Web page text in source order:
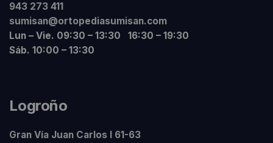
943 273 411
sumisan@ortopediasumisan.com
Lun – Vie. 09:30 – 13:30 16:30 – 19:30
Sáb. 10:00 – 13:30
Logroño
Gran Vía Juan Carlos I 61-63